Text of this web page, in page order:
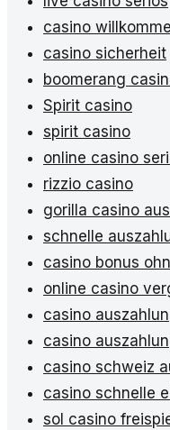
casino
casino sicherheit
boomerang
Spirit casino
spirit casino
online casino
rizzio casino
gorilla casino
schnelle
casino bonus
online casino
casino
casino
casino schweiz
casino schnelle
sol casino